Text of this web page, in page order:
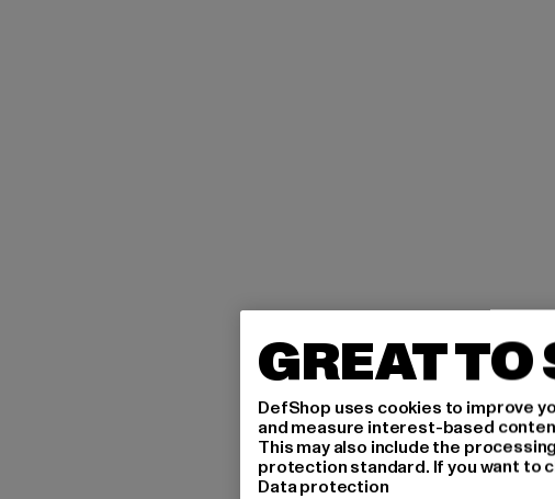
GREAT TO
DefShop uses cookies to improve
and measure interest-based
This may also include the
protection standard. If you want to
Data protection